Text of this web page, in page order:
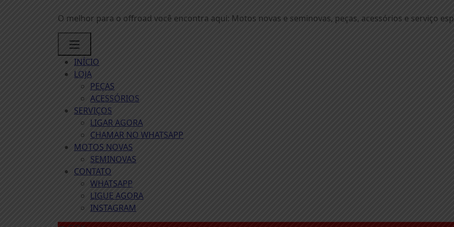
O melhor para o offroad você encontra aqui: Motos novas e seminovas, peças, acessórios e serviço
INÍCIO
LOJA
PEÇAS
ACESSÓRIOS
SERVIÇOS
LIGAR AGORA
CHAMAR NO WHATSAPP
MOTOS NOVAS
SEMINOVAS
CONTATO
WHATSAPP
LIGUE AGORA
INSTAGRAM